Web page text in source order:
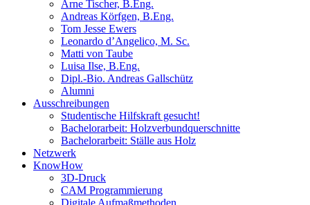
Arne Tischer, B.Eng.
Andreas Körfgen, B.Eng.
Tom Jesse Ewers
Leonardo d’Angelico, M. Sc.
Matti von Taube
Luisa Ilse, B.Eng.
Dipl.-Bio. Andreas Gallschütz
Alumni
Ausschreibungen
Studentische Hilfskraft gesucht!
Bachelorarbeit: Holzverbundquerschnitte
Bachelorarbeit: Ställe aus Holz
Netzwerk
KnowHow
3D-Druck
CAM Programmierung
Digitale Aufmaßmethoden